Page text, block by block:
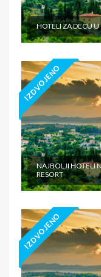
HOTELI ZA DECU
IZDVOJENO
NAJBOLJI HOTELI
RESORT
IZDVOJENO